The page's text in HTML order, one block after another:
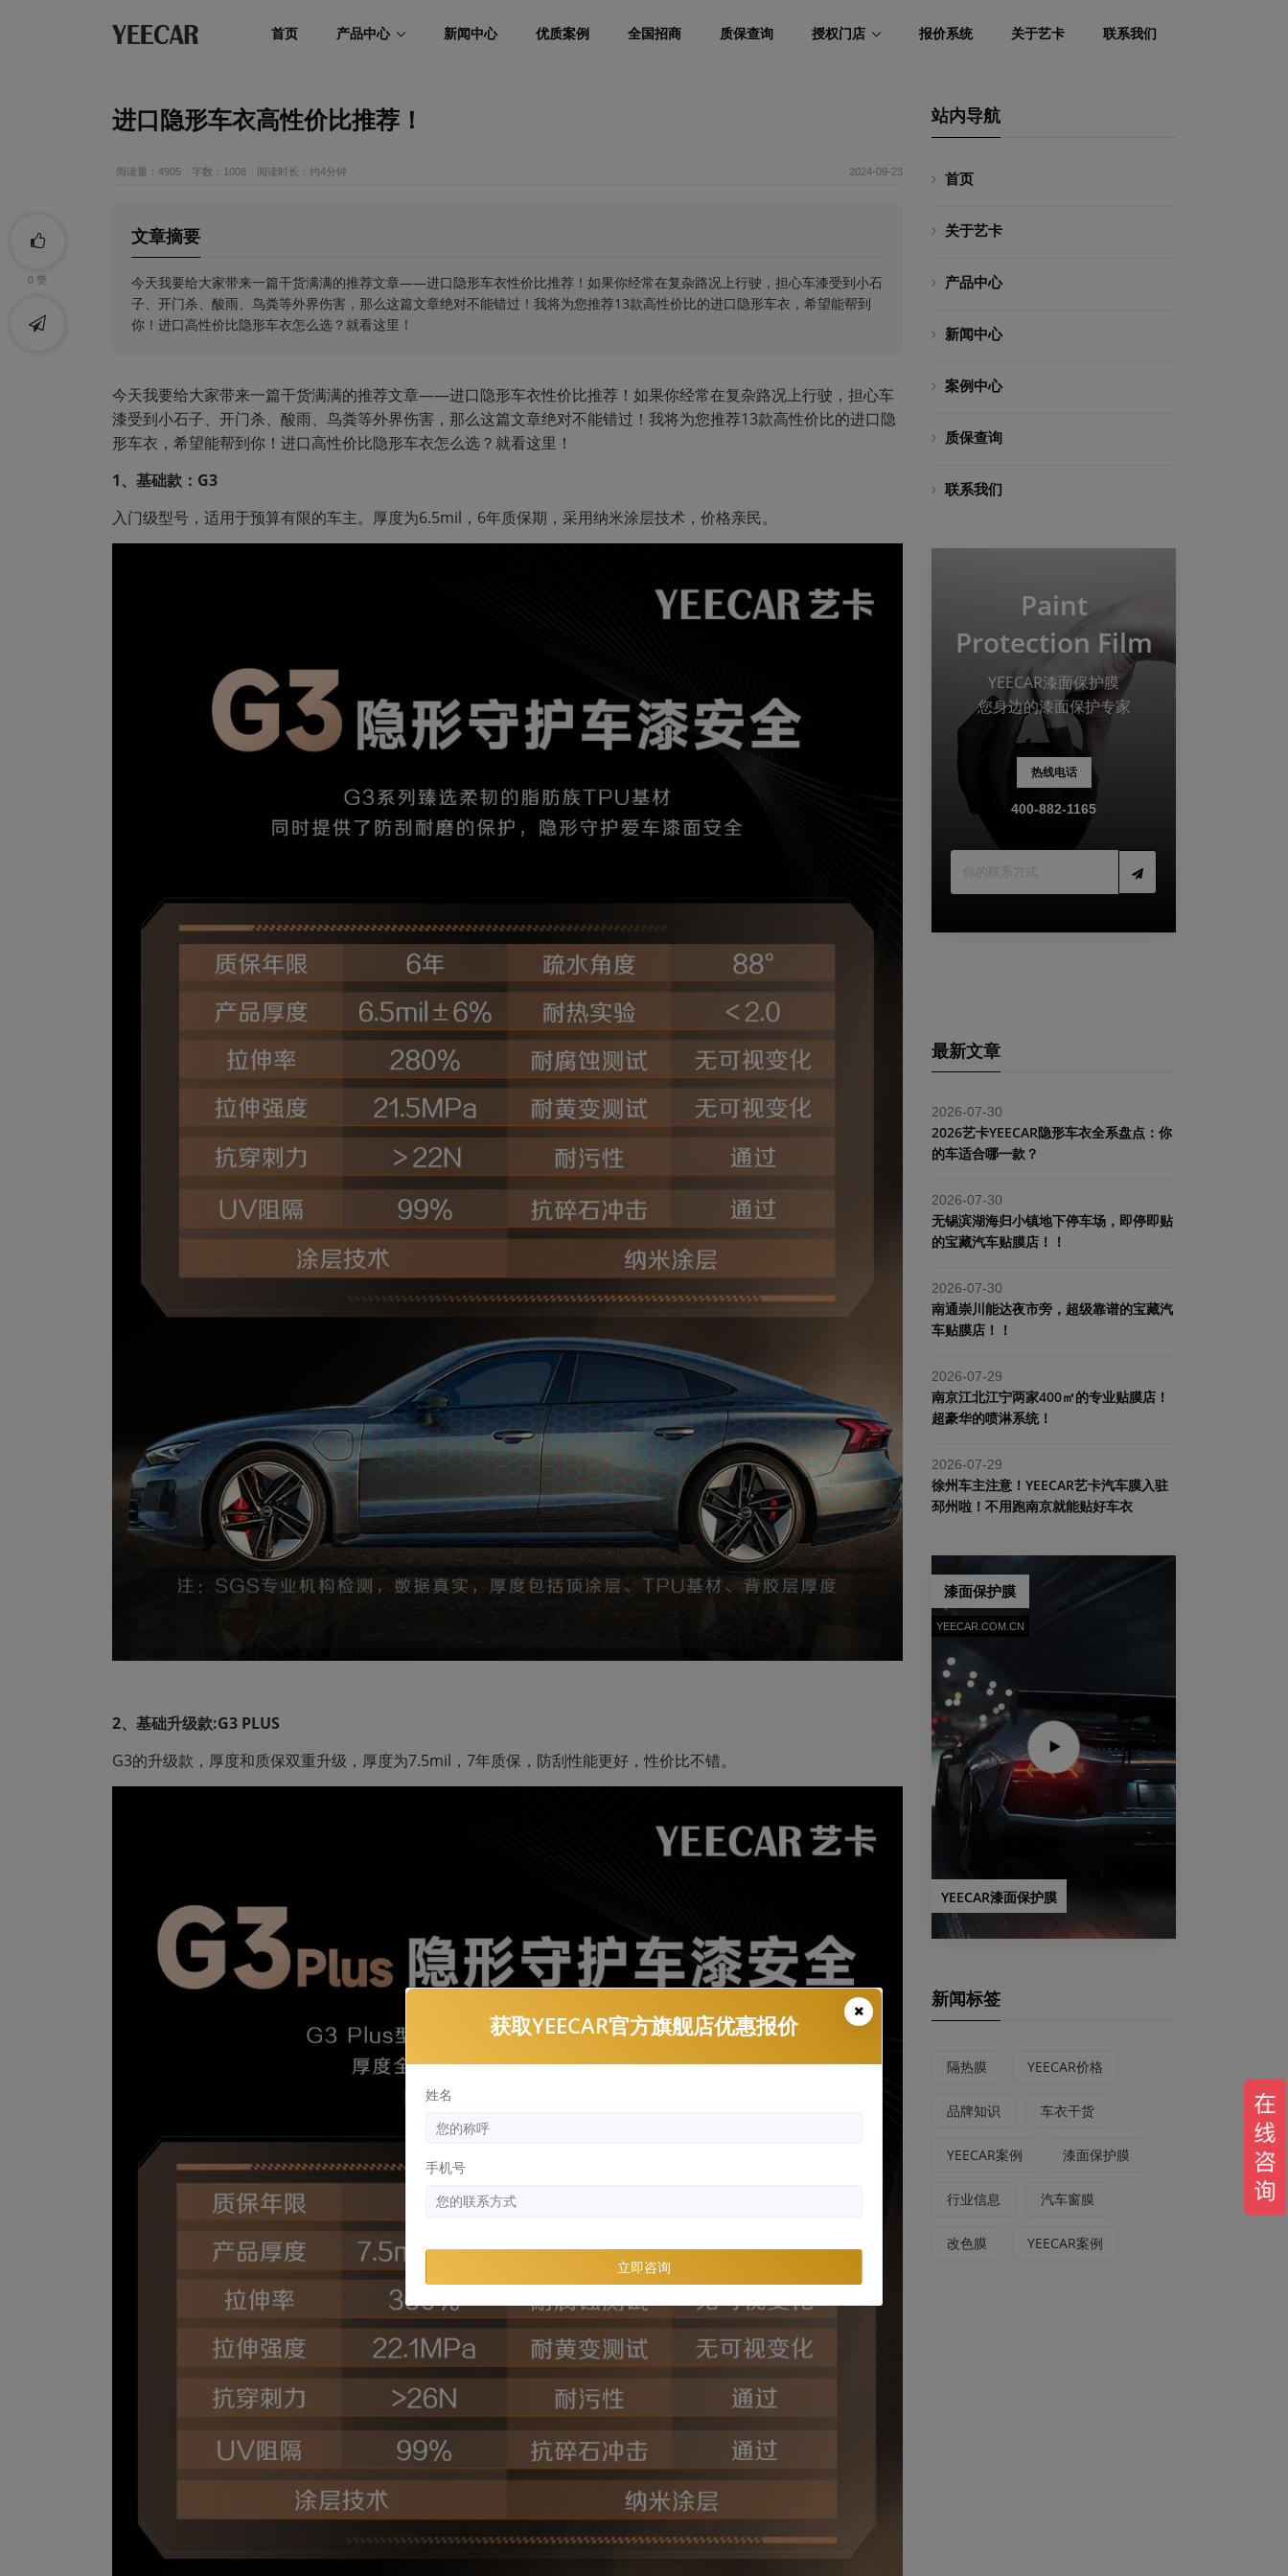
首页 产品中心 新闻中心 优质案例 全国招商 质保查询 授权门店 报价系统 关于艺卡 联系我们
进口隐形车衣高性价比推荐！
阅读量：4905 字数：1008 阅读时长：约4分钟 2024-09-23
文章摘要
今天我要给大家带来一篇干货满满的推荐文章——进口隐形车衣性价比推荐！如果你经常在复杂路况上行驶，担心车漆受到小石
子、开门杀、酸雨、鸟粪等外界伤害，那么这篇文章绝对不能错过！我将为您推荐13款高性价比的进口隐形车衣，希望能帮到
你！进口高性价比隐形车衣怎么选？就看这里！
今天我要给大家带来一篇干货满满的推荐文章——进口隐形车衣性价比推荐！如果你经常在复杂路况上行驶，担心车
漆受到小石子、开门杀、酸雨、鸟粪等外界伤害，那么这篇文章绝对不能错过！我将为您推荐13款高性价比的进口隐
形车衣，希望能帮到你！进口高性价比隐形车衣怎么选？就看这里！
1、基础款：G3
入门级型号，适用于预算有限的车主。厚度为6.5mil，6年质保期，采用纳米涂层技术，价格亲民。
2、基础升级款:G3 PLUS
G3的升级款，厚度和质保双重升级，厚度为7.5mil，7年质保，防刮性能更好，性价比不错。
站内导航
首页
关于艺卡
产品中心
新闻中心
案例中心
质保查询
联系我们
Paint
Protection Film
YEECAR漆面保护膜
您身边的漆面保护专家
热线电话
400-882-1165
最新文章
2026-07-30
2026艺卡YEECAR隐形车衣全系盘点：你
的车适合哪一款？
2026-07-30
​无锡滨湖海归小镇地下停车场，即停即贴
的宝藏汽车贴膜店！！
2026-07-30
南通崇川能达夜市旁，超级靠谱的宝藏汽
车贴膜店！！
2026-07-29
南京江北江宁两家400㎡的专业贴膜店！
超豪华的喷淋系统！
2026-07-29
​徐州车主注意！YEECAR艺卡汽车膜入驻
邳州啦！不用跑南京就能贴好车衣
漆面保护膜
YEECAR.COM.CN
YEECAR漆面保护膜
新闻标签
隔热膜 YEECAR价格
品牌知识 车衣干货
YEECAR案例 漆面保护膜
行业信息 汽车窗膜
改色膜 YEECAR案例
0 赞
获取YEECAR官方旗舰店优惠报价
姓名
手机号
立即咨询